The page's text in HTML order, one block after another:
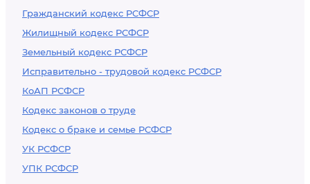
Гражданский кодекс РСФСР
Жилищный кодекс РСФСР
Земельный кодекс РСФСР
Исправительно - трудовой кодекс РСФСР
КоАП РСФСР
Кодекс законов о труде
Кодекс о браке и семье РСФСР
УК РСФСР
УПК РСФСР